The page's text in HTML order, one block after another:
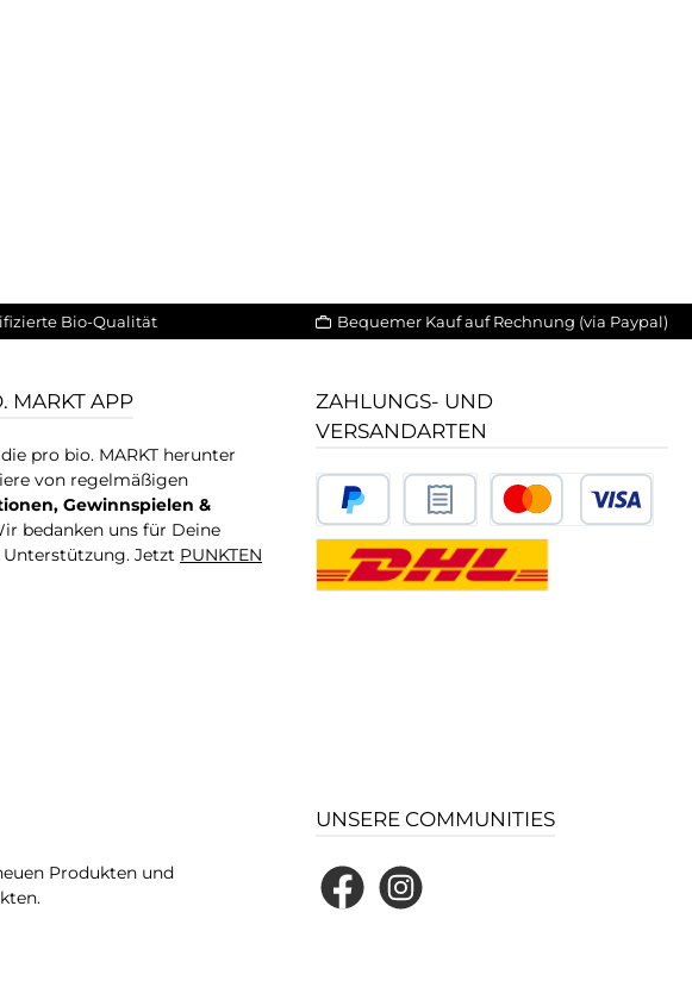
Bio-Qualität Bequemer Kauf auf Rechnung (via Paypal)
MARKT APP
pro bio. MARKT herunter
von regelmäßigen
Gewinnspielen &
bedanken uns für Deine
Unterstützung. Jetzt PUNKTEN
ZAHLUNGS- UND
VERSANDARTEN
Produkten und
UNSERE COMMUNITIES
FacebookInstagram